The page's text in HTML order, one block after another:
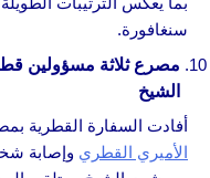
سنغافورة.
مصرع ثلاثة مسؤولين
الشيخ
أفادت السفارة القطرية
الأميري القطري وإصابة